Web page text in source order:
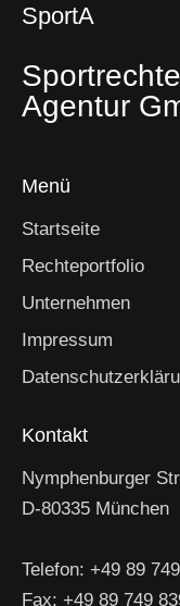
SportA
Agentur
Menü
Startseite
Rechteportfolio
Unternehmen
Impressum
Kontakt
Nymphenburger
D-80335 München
Telefon: +49 89
Fax: +49 89 749